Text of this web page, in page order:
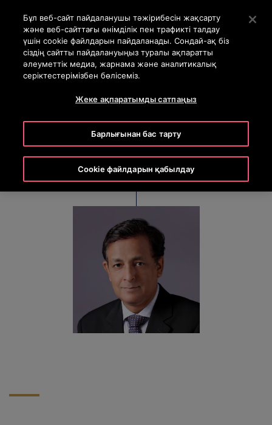
Негізгі мазмұнды өткізіп жіберу үшін Enter пернесін
SEARCH
Debraj Chowdhury
Regional Director, East India
Бұл веб-сайт пайдаланушы тәжірибесін жақсарту
және веб-сайттағы өнімділік пен трафикті талдау
үшін cookie файлдарын пайдаланады. Сондай-ақ біз
сіздің сайтты пайдалануыңыз туралы ақпаратты
әлеуметтік медиа, жарнама және аналитикалық
серіктестерімізбен бөлісеміз.
Жеке ақпаратымды сатпаңыз
Барлығынан бас тарту
Cookie файлдарын қабылдау